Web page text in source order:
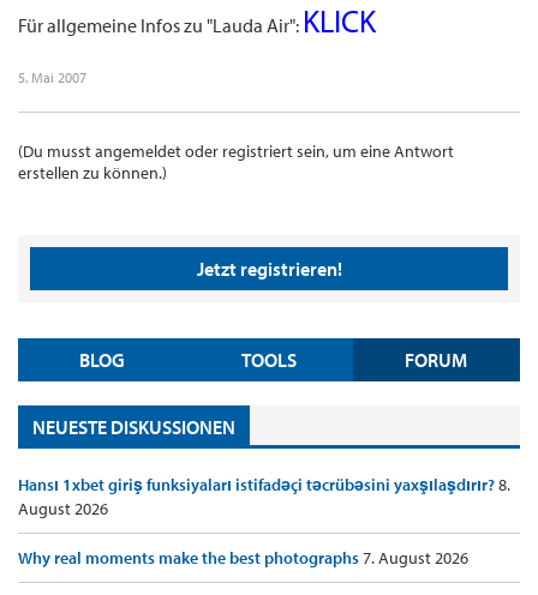
Für allgemeine Infos zu "Lauda Air": KLICK
5. Mai 2007
(Du musst angemeldet oder registriert sein, um eine Antwort
erstellen zu können.)
Jetzt registrieren!
BLOG TOOLS FORUM
NEUESTE DISKUSSIONEN
Hansı 1xbet giriş funksiyaları istifadəçi təcrübəsini yaxşılaşdırır?8.
August 2026
Why real moments make the best photographs7. August 2026